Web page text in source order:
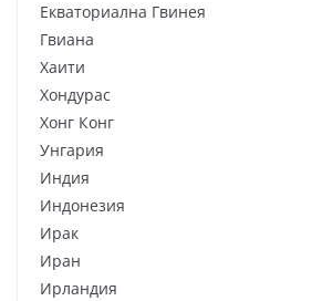
Екваториална Гвинея
Гвиана
Хаити
Хондурас
Хонг Конг
Унгария
Индия
Индонезия
Ирак
Иран
Ирландия